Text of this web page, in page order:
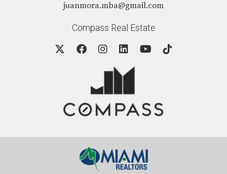
juanmora.mba@gmail.com
Compass Real Estate